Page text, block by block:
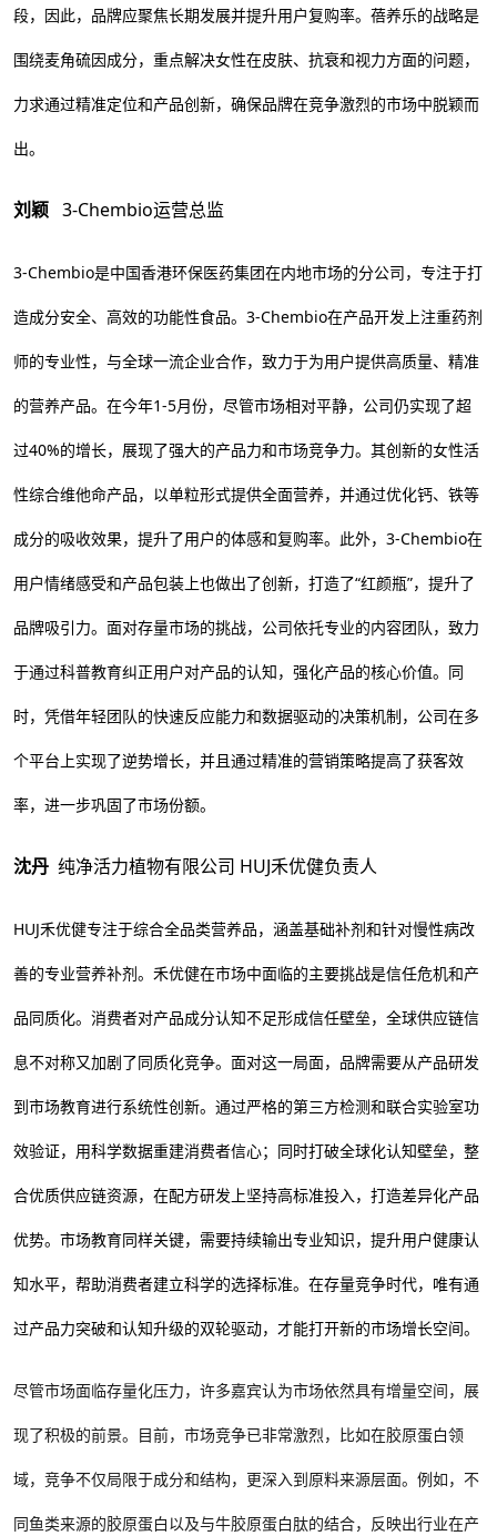
段，因此，品牌应聚焦长期发展并提升用户复购率。蓓养乐的战略是
围绕麦角硫因成分，重点解决女性在皮肤、抗衰和视力方面的问题，
力求通过精准定位和产品创新，确保品牌在竞争激烈的市场中脱颖而
出。
刘颖 3-Chembio运营总监
3-Chembio是中国香港环保医药集团在内地市场的分公司，专注于打
造成分安全、高效的功能性食品。3-Chembio在产品开发上注重药剂
师的专业性，与全球一流企业合作，致力于为用户提供高质量、精准
的营养产品。在今年1-5月份，尽管市场相对平静，公司仍实现了超
过40%的增长，展现了强大的产品力和市场竞争力。其创新的女性活
性综合维他命产品，以单粒形式提供全面营养，并通过优化钙、铁等
成分的吸收效果，提升了用户的体感和复购率。此外，3-Chembio在
用户情绪感受和产品包装上也做出了创新，打造了“红颜瓶”，提升了
品牌吸引力。面对存量市场的挑战，公司依托专业的内容团队，致力
于通过科普教育纠正用户对产品的认知，强化产品的核心价值。同
时，凭借年轻团队的快速反应能力和数据驱动的决策机制，公司在多
个平台上实现了逆势增长，并且通过精准的营销策略提高了获客效
率，进一步巩固了市场份额。
沈丹 纯净活力植物有限公司 HUJ禾优健负责人
HUJ禾优健专注于综合全品类营养品，涵盖基础补剂和针对慢性病改
善的专业营养补剂。禾优健在市场中面临的主要挑战是信任危机和产
品同质化。消费者对产品成分认知不足形成信任壁垒，全球供应链信
息不对称又加剧了同质化竞争。面对这一局面，品牌需要从产品研发
到市场教育进行系统性创新。通过严格的第三方检测和联合实验室功
效验证，用科学数据重建消费者信心；同时打破全球化认知壁垒，整
合优质供应链资源，在配方研发上坚持高标准投入，打造差异化产品
优势。市场教育同样关键，需要持续输出专业知识，提升用户健康认
知水平，帮助消费者建立科学的选择标准。在存量竞争时代，唯有通
过产品力突破和认知升级的双轮驱动，才能打开新的市场增长空间。
尽管市场面临存量化压力，许多嘉宾认为市场依然具有增量空间，展
现了积极的前景。目前，市场竞争已非常激烈，比如在胶原蛋白领
域，竞争不仅局限于成分和结构，更深入到原料来源层面。例如，不
同鱼类来源的胶原蛋白以及与牛胶原蛋白肽的结合，反映出行业在产